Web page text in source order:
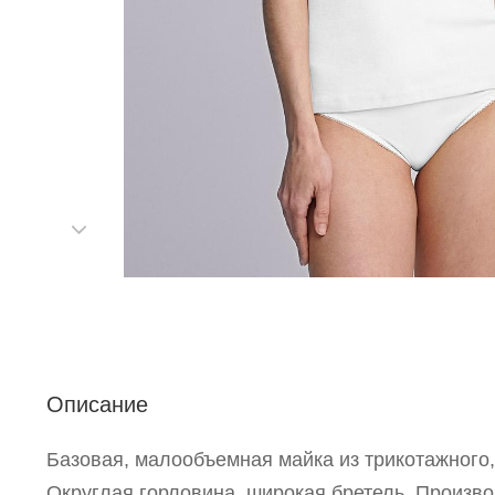
Описание
Базовая, малообъемная майка из